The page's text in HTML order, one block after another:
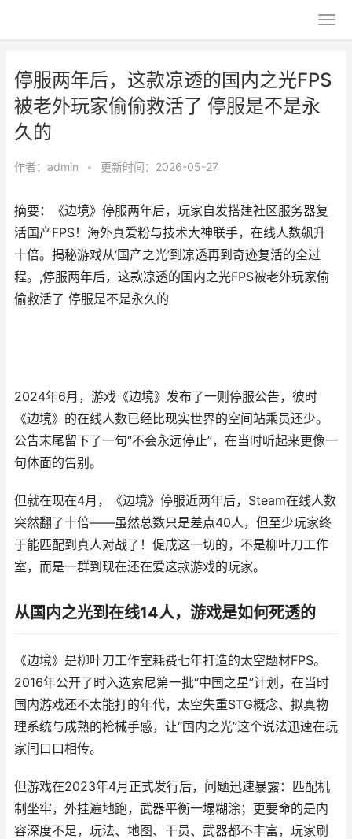
停服两年后，这款凉透的国内之光FPS
被老外玩家偷偷救活了 停服是不是永
久的
作者： admin • 更新时间：2026-05-27
摘要：《边境》停服两年后，玩家自发搭建社区服务器复
活国产FPS！海外真爱粉与技术大神联手，在线人数飙升
十倍。揭秘游戏从‘国产之光’到凉透再到奇迹复活的全过
程。,停服两年后，这款凉透的国内之光FPS被老外玩家偷
偷救活了 停服是不是永久的
2024年6月， 游戏《边境》 发布了一则停服公告， 彼时
《边境》的在线人数已经比现实世界的空间站乘员还少。
公告末尾留下了一句“不会永远停止”，在当时听起来更像一
句体面的告别。
但就在现在4月，《边境》停服近两年后，Steam在线人数
突然翻了十倍——虽然总数只是差点40人，但至少玩家终
于能匹配到 真人对战了 ！ 促成这一切的，不是柳叶刀工作
室，而是一群到现在还在爱这款游戏的玩家。
从国内之光到在线14人，游戏是如何死透的
《边境》是柳叶刀工作室耗费七年打造的太空题材FPS。
2016年公开了时入选索尼第一批“中国之星”计划，在当时
国内游戏还不太能打的年代，太空失重STG概念、拟真物
理系统与成熟的枪械手感，让“国内之光”这个说法迅速在玩
家间口口相传。
但游戏在2023年4月正式发行后，问题迅速暴露：
匹配机
制坐牢，外挂遍地跑，武器平衡一塌糊涂； 更要命的是内
容深度不足 ， 玩法、地图、干员、武器都不丰富，玩家刷